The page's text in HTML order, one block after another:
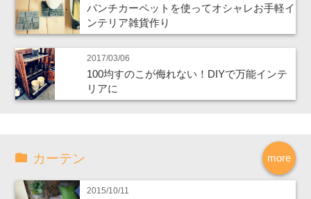
パンチカーペットを使ってオシャレお手軽イ
ンテリア雑貨作り
2017/03/06
100均すのこが侮れない！DIYで万能インテ
リアに
more
カーテン
2015/10/11